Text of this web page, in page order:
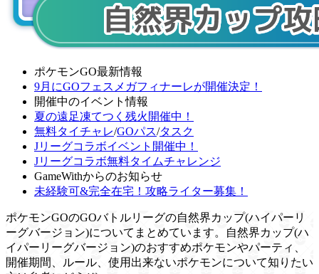
ポケモンGO最新情報
9月にGOフェスメガフィナーレが開催決定！
開催中のイベント情報
夏の遠足凍てつく残火開催中！
無料タイチャレ/GOパス/タスク
Jリーグコラボイベント開催中！
Jリーグコラボ無料タイムチャレンジ
GameWithからのお知らせ
未経験可&完全在宅！攻略ライター募集！
ポケモンGOのGOバトルリーグの自然界カップ(ハイパーリ
ーグバージョン)についてまとめています。自然界カップ(ハ
イパーリーグバージョン)のおすすめポケモンやパーティ、
開催期間、ルール、使用出来ないポケモンについて知りたい